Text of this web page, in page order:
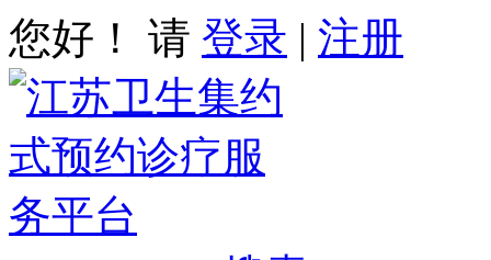
您好！ 请 登录 | 注册